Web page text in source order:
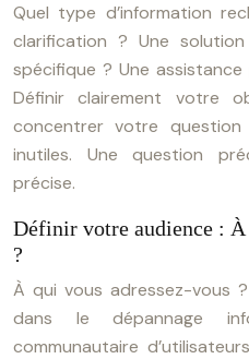
Quel type d’information
clarification ? Une
spécifique ? Une
Définir clairement votre
concentrer votre question
inutiles. Une question
précise.
Définir votre audience : À
?
À qui vous adressez-vous
dans le dépannage
communautaire